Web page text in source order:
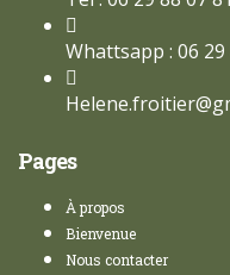
Whattsapp : 06 29
Pages
À propos
Bienvenue
Nous contacter